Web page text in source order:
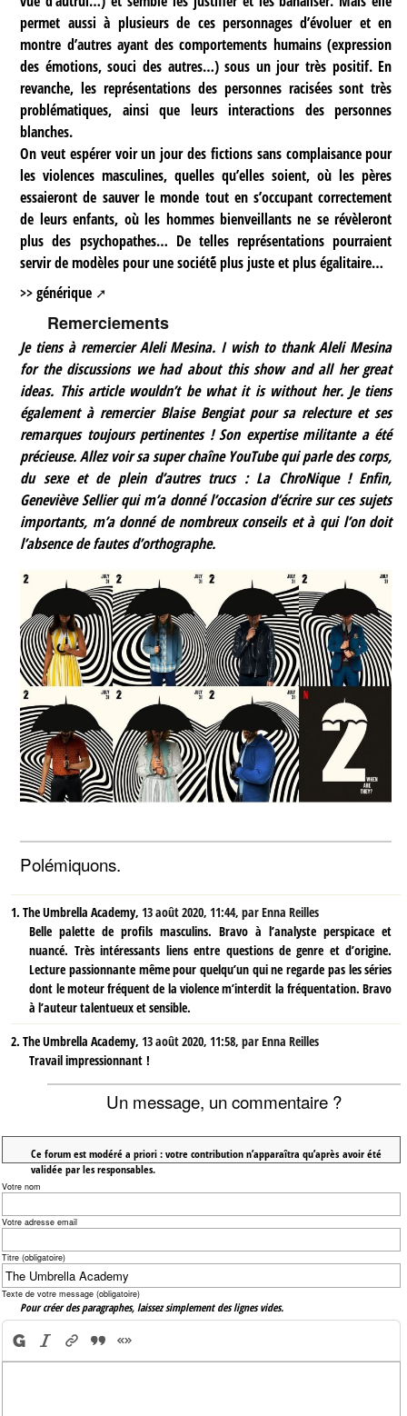
permet aussi à plusieurs de ces personnages d’évoluer et en
montre d’autres ayant des comportements humains (expression
des émotions, souci des autres…) sous un jour très positif. En
revanche, les représentations des personnes racisées sont très
problématiques, ainsi que leurs interactions des personnes
blanches.
On veut espérer voir un jour des fictions sans complaisance pour
les violences masculines, quelles qu’elles soient, où les pères
essaieront de sauver le monde tout en s’occupant correctement
de leurs enfants, où les hommes bienveillants ne se révèleront
plus des psychopathes… De telles représentations pourraient
servir de modèles pour une société́ plus juste et plus égalitaire…
>> générique
Remerciements
Je tiens à remercier Aleli Mesina. I wish to thank Aleli Mesina
for the discussions we had about this show and all her great
ideas. This article wouldn’t be what it is without her. Je tiens
également à remercier Blaise Bengiat pour sa relecture et ses
remarques toujours pertinentes ! Son expertise militante a été
précieuse. Allez voir sa super chaîne YouTube qui parle des corps,
du sexe et de plein d’autres trucs : La ChroNique ! Enfin,
Geneviève Sellier qui m’a donné l’occasion d’écrire sur ces sujets
importants, m’a donné de nombreux conseils et à qui l’on doit
l’absence de fautes d’orthographe.
Polémiquons.
1. The Umbrella Academy,13 août 2020, 11:44,parEnna Reilles
Belle palette de profils masculins. Bravo à l’analyste perspicace et
nuancé. Très intéressants liens entre questions de genre et d’origine.
Lecture passionnante même pour quelqu’un qui ne regarde pas les séries
dont le moteur fréquent de la violence m’interdit la fréquentation. Bravo
à l’auteur talentueux et sensible.
2. The Umbrella Academy,13 août 2020, 11:58,parEnna Reilles
Travail impressionnant !
Un message, un commentaire ?
Ce forum est modéré a priori : votre contribution n’apparaîtra qu’après avoir été
validée par les responsables.
Votre nom
Votre adresse email
Titre (obligatoire)
Texte de votre message (obligatoire)
Pour créer des paragraphes, laissez simplement des lignes vides.